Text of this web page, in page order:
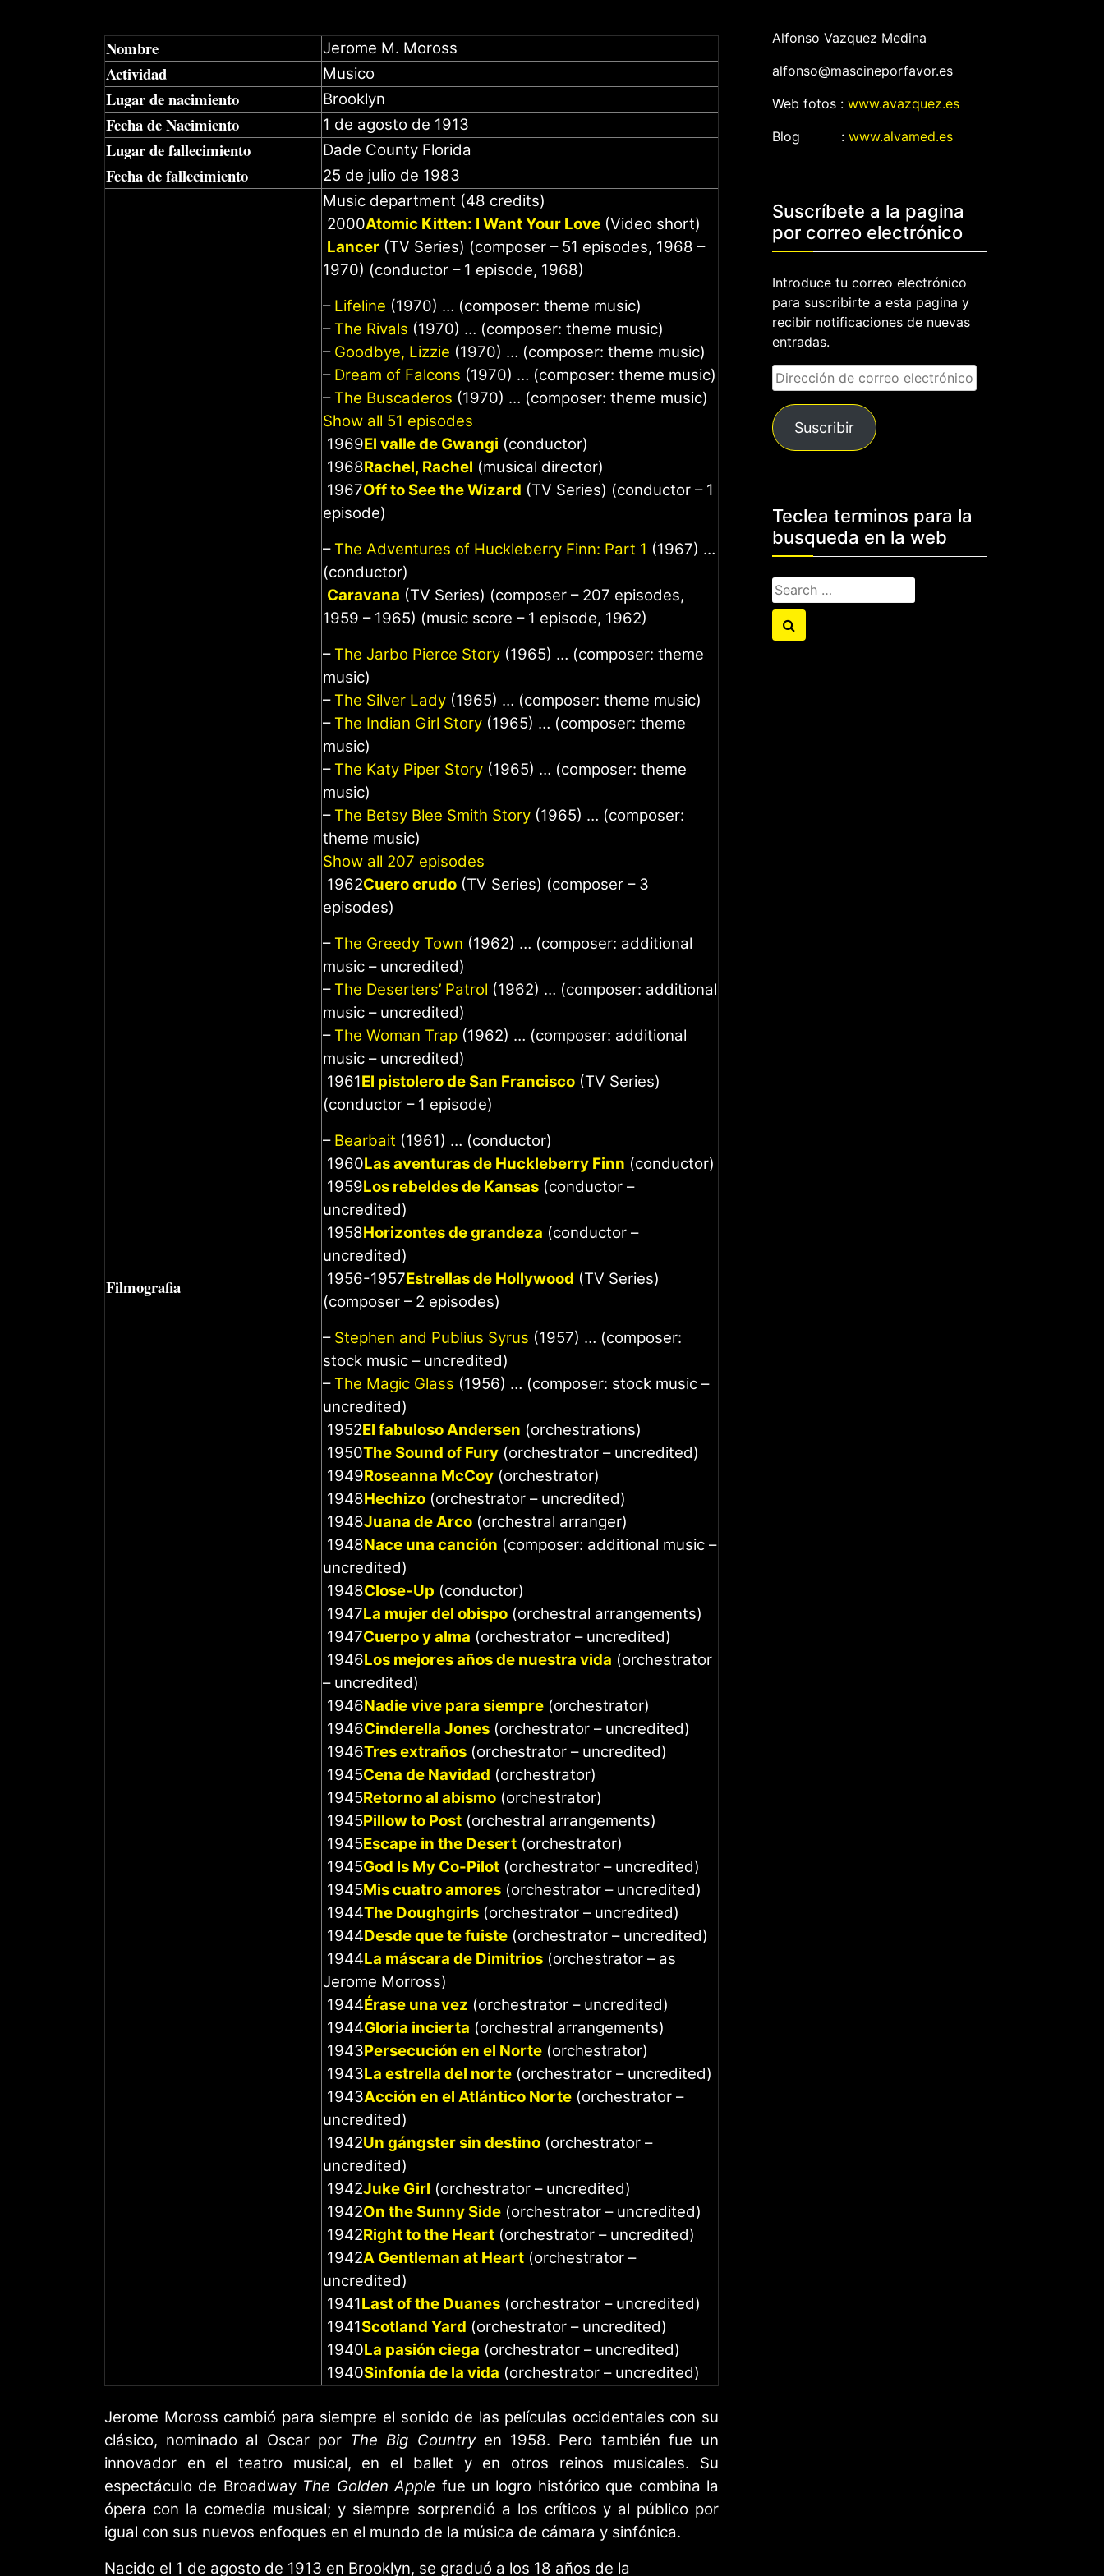
Nombre Jerome M. Moross
Actividad Musico
Lugar de nacimiento Brooklyn
Fecha de Nacimiento 1 de agosto de 1913
Lugar de fallecimiento Dade County Florida
Fecha de fallecimiento 25 de julio de 1983
Filmografia
Music department (48 credits)
2000Atomic Kitten: I Want Your Love (Video short)
Lancer (TV Series) (composer – 51 episodes, 1968 –
1970) (conductor – 1 episode, 1968)
– Lifeline (1970) … (composer: theme music)
–The Rivals (1970) … (composer: theme music)
– Goodbye, Lizzie (1970) … (composer: theme music)
– Dream of Falcons (1970) … (composer: theme music)
–The Buscaderos (1970) … (composer: theme music)
Show all 51 episodes
1969El valle de Gwangi (conductor)
1968Rachel, Rachel (musical director)
1967Off to See the Wizard (TV Series) (conductor – 1
episode)
–The Adventures of Huckleberry Finn: Part 1 (1967) …
(conductor)
Caravana (TV Series) (composer – 207 episodes,
1959 – 1965) (music score – 1 episode, 1962)
–The Jarbo Pierce Story (1965) … (composer: theme
music)
–The Silver Lady (1965) … (composer: theme music)
–The Indian Girl Story (1965) … (composer: theme
music)
–The Katy Piper Story (1965) … (composer: theme
music)
–The Betsy Blee Smith Story (1965) … (composer:
theme music)
Show all 207 episodes
1962Cuero crudo (TV Series) (composer – 3
episodes)
–The Greedy Town (1962) … (composer: additional
music – uncredited)
–The Deserters’ Patrol (1962) … (composer: additional
music – uncredited)
–The Woman Trap (1962) … (composer: additional
music – uncredited)
1961El pistolero de San Francisco (TV Series)
(conductor – 1 episode)
– Bearbait (1961) … (conductor)
1960Las aventuras de Huckleberry Finn (conductor)
1959Los rebeldes de Kansas (conductor –
uncredited)
1958Horizontes de grandeza (conductor –
uncredited)
1956-1957Estrellas de Hollywood (TV Series)
(composer – 2 episodes)
– Stephen and Publius Syrus (1957) … (composer:
stock music – uncredited)
–The Magic Glass (1956) … (composer: stock music –
uncredited)
1952El fabuloso Andersen (orchestrations)
1950The Sound of Fury (orchestrator – uncredited)
1949Roseanna McCoy (orchestrator)
1948Hechizo (orchestrator – uncredited)
1948Juana de Arco (orchestral arranger)
1948Nace una canción (composer: additional music –
uncredited)
1948Close-Up (conductor)
1947La mujer del obispo (orchestral arrangements)
1947Cuerpo y alma (orchestrator – uncredited)
1946Los mejores años de nuestra vida (orchestrator
– uncredited)
1946Nadie vive para siempre (orchestrator)
1946Cinderella Jones (orchestrator – uncredited)
1946Tres extraños (orchestrator – uncredited)
1945Cena de Navidad (orchestrator)
1945Retorno al abismo (orchestrator)
1945Pillow to Post (orchestral arrangements)
1945Escape in the Desert (orchestrator)
1945God Is My Co-Pilot (orchestrator – uncredited)
1945Mis cuatro amores (orchestrator – uncredited)
1944The Doughgirls (orchestrator – uncredited)
1944Desde que te fuiste (orchestrator – uncredited)
1944La máscara de Dimitrios (orchestrator – as
Jerome Morross)
1944Érase una vez (orchestrator – uncredited)
1944Gloria incierta (orchestral arrangements)
1943Persecución en el Norte (orchestrator)
1943La estrella del norte (orchestrator – uncredited)
1943Acción en el Atlántico Norte (orchestrator –
uncredited)
1942Un gángster sin destino (orchestrator –
uncredited)
1942Juke Girl (orchestrator – uncredited)
1942On the Sunny Side (orchestrator – uncredited)
1942Right to the Heart (orchestrator – uncredited)
1942A Gentleman at Heart (orchestrator –
uncredited)
1941Last of the Duanes (orchestrator – uncredited)
1941Scotland Yard (orchestrator – uncredited)
1940La pasión ciega (orchestrator – uncredited)
1940Sinfonía de la vida (orchestrator – uncredited)
Jerome Moross cambió para siempre el sonido de las películas occidentales con su
clásico, nominado al Oscar porThe Big Countryen 1958. Pero también fue un
innovador en el teatro musical, en el ballet y en otros reinos musicales. Su
espectáculo de BroadwayThe Golden Apple fue un logro histórico que combina la
ópera con la comedia musical; y siempre sorprendió a los críticos y al público por
igual con sus nuevos enfoques en el mundo de la música de cámara y sinfónica.
Nacido el 1 de agosto de 1913 en Brooklyn, se graduó a los 18 años de la
Alfonso Vazquez Medina
alfonso@mascineporfavor.es
Web fotos : www.avazquez.es
Blog : www.alvamed.es
Suscríbete a la pagina
por correo electrónico
Introduce tu correo electrónico
para suscribirte a esta pagina y
recibir notificaciones de nuevas
entradas.
Dirección
de
correo
electrónico
Suscribir
Teclea terminos para la
busqueda en la web
Search
for:
Search